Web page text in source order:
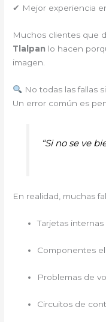
✔ Mejor experiencia
Muchos clientes que
Tlalpan lo hacen
imagen.
No todas las fallas
Un error común es
“Si no se ve
En realidad, muchas
Tarjetas internas
Componentes
Problemas de
Circuitos de